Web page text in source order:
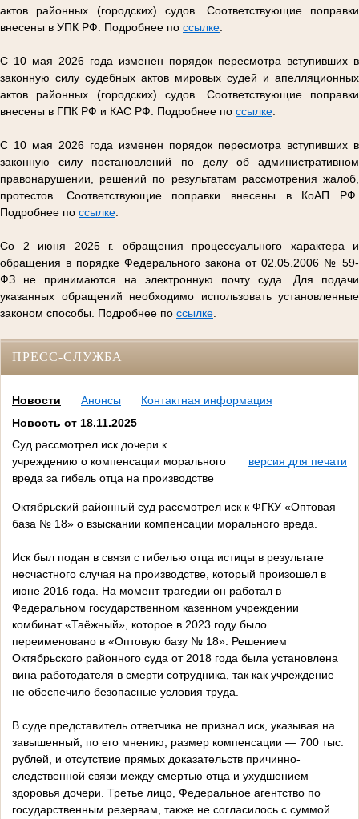
актов районных (городских) судов. Соответствующие поправки
внесены в УПК РФ. Подробнее по ссылке
С 10 мая 2026 года изменен порядок пересмотра вступивших в
законную силу судебных актов мировых судей и апелляционных
актов районных (городских) судов. Соответствующие поправки
внесены в ГПК РФ и КАС РФ. Подробнее по ссылке
С 10 мая 2026 года изменен порядок пересмотра вступивших в
законную силу постановлений по делу об административном
правонарушении, решений по результатам рассмотрения жалоб,
протестов. Соответствующие поправки внесены в КоАП РФ.
Подробнее по ссылке
Со 2 июня 2025 г. обращения процессуального характера и
обращения в порядке Федерального закона от 02.05.2006 № 59-
ФЗ не принимаются на электронную почту суда. Для подачи
указанных обращений необходимо использовать установленные
законом способы. Подробнее по ссылке
ПРЕСС-СЛУЖБА
Новости Анонсы
Контактная информация
Новость от 18.11.2025
Суд рассмотрел иск дочери к
учреждению о компенсации морального
вреда за гибель отца на производстве
версия для печати
Октябрьский районный суд рассмотрел иск к ФГКУ «Оптовая
база № 18» о взыскании компенсации морального вреда.
Иск был подан в связи с гибелью отца истицы в результате
несчастного случая на производстве, который произошел в
июне 2016 года. На момент трагедии он работал в
Федеральном государственном казенном учреждении
комбинат «Таёжный», которое в 2023 году было
переименовано в «Оптовую базу № 18». Решением
Октябрьского районного суда от 2018 года была установлена
вина работодателя в смерти сотрудника, так как учреждение
не обеспечило безопасные условия труда.
В суде представитель ответчика не признал иск, указывая на
завышенный, по его мнению, размер компенсации — 700 тыс.
рублей, и отсутствие прямых доказательств причинно-
следственной связи между смертью отца и ухудшением
здоровья дочери. Третье лицо, Федеральное агентство по
государственным резервам, также не согласилось с суммой